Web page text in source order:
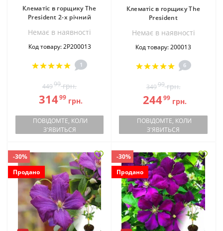
Клематіс в горщику The
President 2-х річний
Немає в наявностi
Код товару: 2Р200013
1
44999грн.
31499 грн.
ПОВІДОМТЕ, КОЛИ
З'ЯВИТЬСЯ
Клематіс в горщику The
President
Немає в наявностi
Код товару: 200013
6
34999грн.
24499грн.
ПОВІДОМТЕ, КОЛИ
З'ЯВИТЬСЯ
-30%
Продано
-30%
Продано